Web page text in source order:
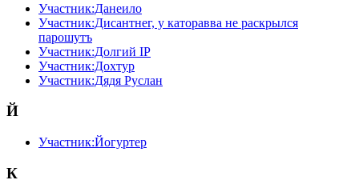
Участник:Данеило
Участник:Дисантнег, у каторавва не раскрылся
парошутъ
Участник:Долгий IP
Участник:Дохтур
Участник:Дядя Руслан
Й
Участник:Йогуртер
К